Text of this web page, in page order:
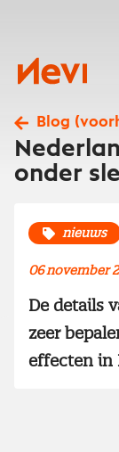
Nevi
Blog
onder
nieuws
06 november
De details
zeer
effecten in